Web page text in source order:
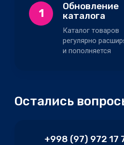
1
Обновление
каталога
Каталог товаров
регулярно
и пополняется
Остались
+998 (97) 972 17